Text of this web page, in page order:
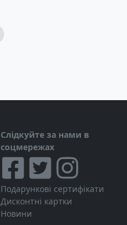
Слідкуйте за нами в
соцмережах
Подарункові сертифікати
Дисконтні картки
Новини